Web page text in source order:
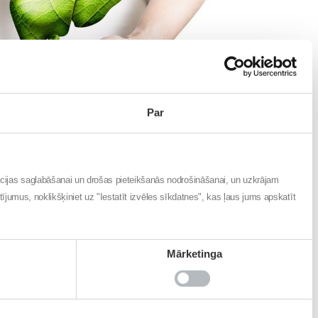
Par
saglabāšanai un drošas pieteikšanās nodrošināšanai, un uzkrājam
noklikšķiniet uz "Iestatīt izvēles sīkdatnes", kas ļaus jums apskatīt
Mārketinga
ar savu ģimenes ārstu par to, cik bieži būtu
var mainīties uz dzeltenāku un parādīties
ārstam un farmaceitam.
aknas spēj atjaunoties, bet citi – ka tomēr ir